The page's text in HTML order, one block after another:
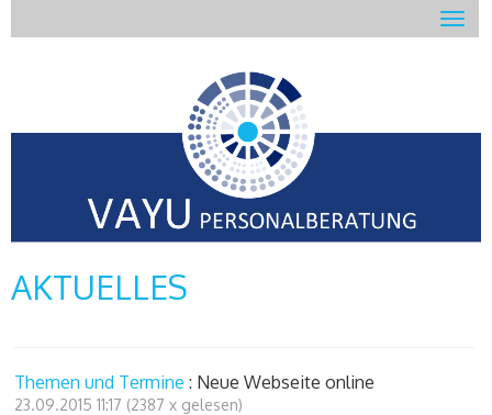
AKTUELLES
Themen und Termine : Neue Webseite online
23.09.2015 11:17 (2387 x gelesen)